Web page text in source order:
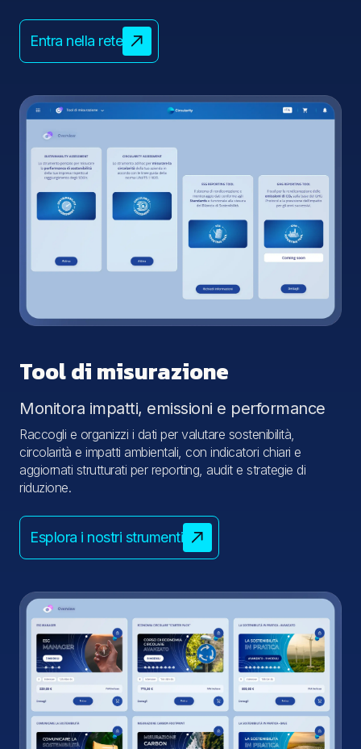
Entra nella rete
Tool di misurazione
Monitora impatti, emissioni e performance
Raccogli e organizzi i dati per valutare sostenibilità,
circolarità e impatti ambientali, con indicatori chiari e
aggiornati strutturati per reporting, audit e strategie di
riduzione.
Esplora i nostri strumenti